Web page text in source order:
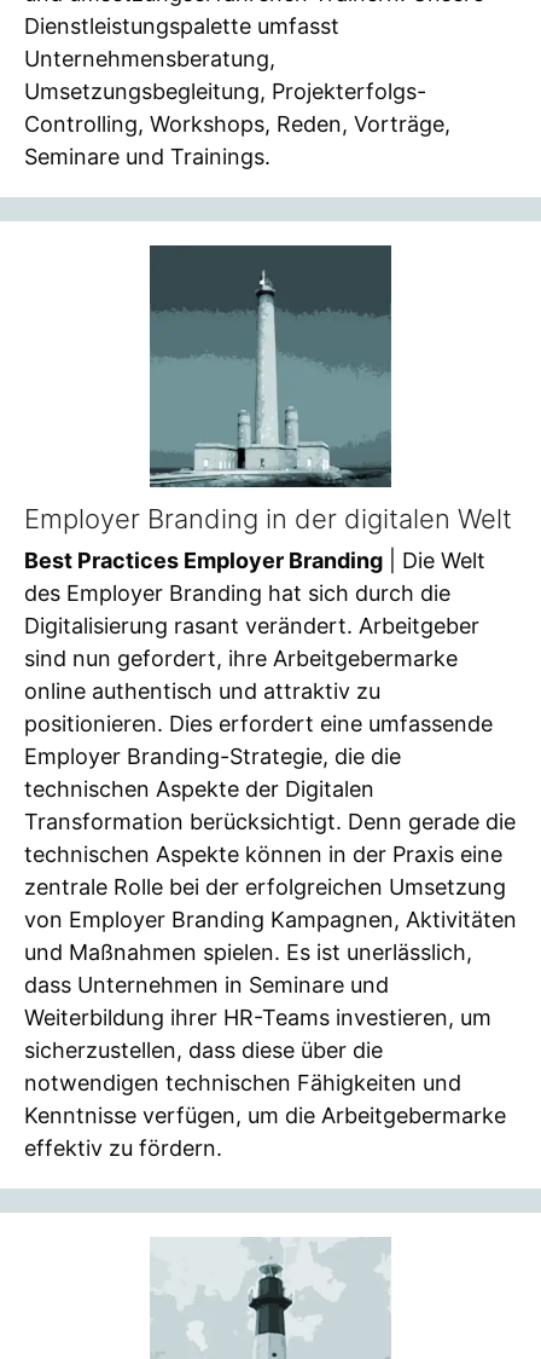
Dienstleistungspalette umfasst
Unternehmensberatung,
Umsetzungsbegleitung, Projekterfolgs-
Controlling, Workshops, Reden, Vorträge,
Seminare und Trainings.
Employer Branding in der digitalen Welt
Best Practices Employer Branding | Die Welt
des Employer Branding hat sich durch die
Digitalisierung rasant verändert. Arbeitgeber
sind nun gefordert, ihre Arbeitgebermarke
online authentisch und attraktiv zu
positionieren. Dies erfordert eine umfassende
Employer Branding-Strategie, die die
technischen Aspekte der Digitalen
Transformation berücksichtigt. Denn gerade die
technischen Aspekte können in der Praxis eine
zentrale Rolle bei der erfolgreichen Umsetzung
von Employer Branding Kampagnen, Aktivitäten
und Maßnahmen spielen. Es ist unerlässlich,
dass Unternehmen in Seminare und
Weiterbildung ihrer HR-Teams investieren, um
sicherzustellen, dass diese über die
notwendigen technischen Fähigkeiten und
Kenntnisse verfügen, um die Arbeitgebermarke
effektiv zu fördern.